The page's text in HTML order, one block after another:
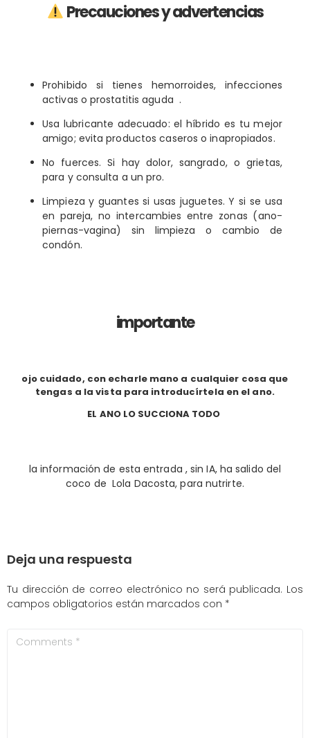
Precauciones y advertencias
Prohibido si tienes hemorroides, infecciones
activas o prostatitis aguda .
Usa lubricante adecuado: el híbrido es tu mejor
amigo; evita productos caseros o inapropiados.
No fuerces. Si hay dolor, sangrado, o grietas,
para y consulta a un pro.
Limpieza y guantes si usas juguetes. Y si se usa
en pareja, no intercambies entre zonas (ano-
piernas-vagina) sin limpieza o cambio de
condón.
importante
ojo cuidado, con echarle mano a cualquier cosa que
tengas a la vista para introducírtela en el ano.
EL ANO LO SUCCIONA TODO
la información de esta entrada , sin IA, ha salido del
coco de Lola Dacosta, para nutrirte.
Deja una respuesta
Tu dirección de correo electrónico no será publicada. Los
campos obligatorios están marcados con *